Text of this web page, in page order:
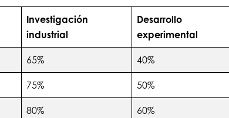
Investigación
industrial
Desarrollo
experimental
65% 40%
75% 50%
80% 60%